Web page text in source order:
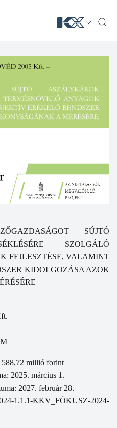
SÚJTÓ
SZOLGÁLÓ
FEJLESZTÉSE, VALAMINT
KIDOLGOZÁSA AZOK
588,72 millió forint
2025. március 1.
2027. február 28.
1.1.1-KKV_FÓKUSZ-2024-